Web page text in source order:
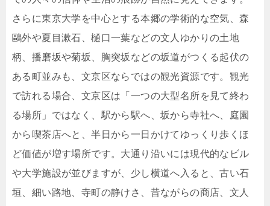
さらに東京大学を中心とする本郷の学術的な空気、森
鷗外や夏目漱石、樋口一葉などの文人ゆかりの土地
柄、播磨坂や菊坂、胸突坂などの坂道がつくる起伏の
ある町並みも、文京区ならではの観光資源です。観光
で訪れる場合、文京区は「一つの大型名所を見て終わ
る場所」ではなく、駅から駅へ、坂から寺社へ、庭園
から喫茶店へと、半日から一日かけてゆっくり歩くほ
ど価値が増す場所です。大通り沿いには現代的なビル
や大学施設が並びますが、少し横道へ入ると、古い石
垣、細い路地、寺町の静けさ、昔ながらの商店、文人